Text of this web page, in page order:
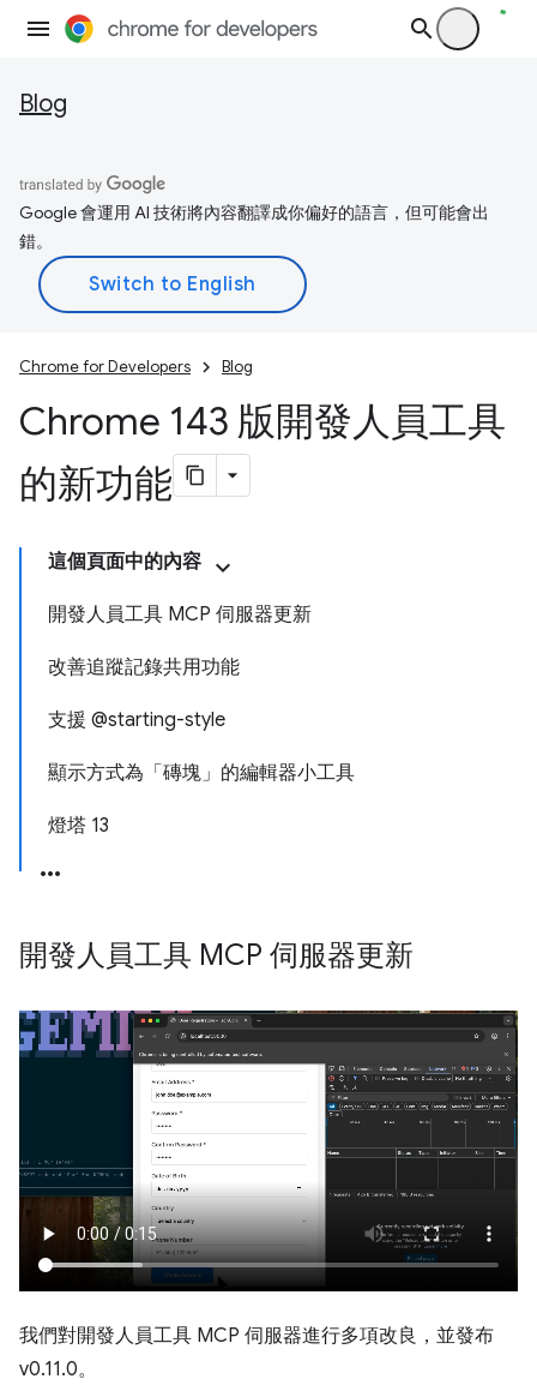
Blog
Google 會運用 AI 技術將內容翻譯成你偏好的語言，但可能會出
錯。
Chrome for Developers Blog
Chrome 143 版開發人員工具
的新功能
這個頁面中的內容
開發人員工具 MCP 伺服器更新
改善追蹤記錄共用功能
支援 @starting-style
顯示方式為「磚塊」的編輯器小工具
燈塔 13
開發人員工具 MCP 伺服器更新
我們對開發人員工具 MCP 伺服器進行多項改良，並發布
v0.11.0。